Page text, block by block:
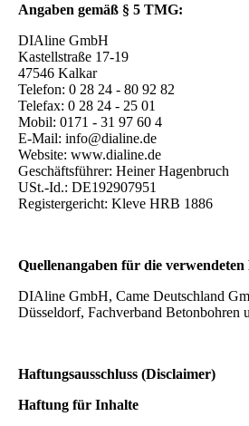
Angaben gemäß § 5 TMG:
DIAline GmbH
Kastellstraße 17-19
47546 Kalkar
Telefon: 0 28 24 - 80 92 82
Telefax: 0 28 24 - 25 01
Mobil: 0171 - 31 97 60 4
E-Mail: info@dialine.de
Website: www.dialine.de
Geschäftsführer: Heiner Hagenbruch
USt.-Id.: DE192907951
Registergericht: Kleve HRB 1886
Quellenangaben für die
DIAline GmbH, Came Deutschland
Düsseldorf, Fachverband Betonbohren
Haftungsausschluss (Disclaimer)
Haftung für Inhalte